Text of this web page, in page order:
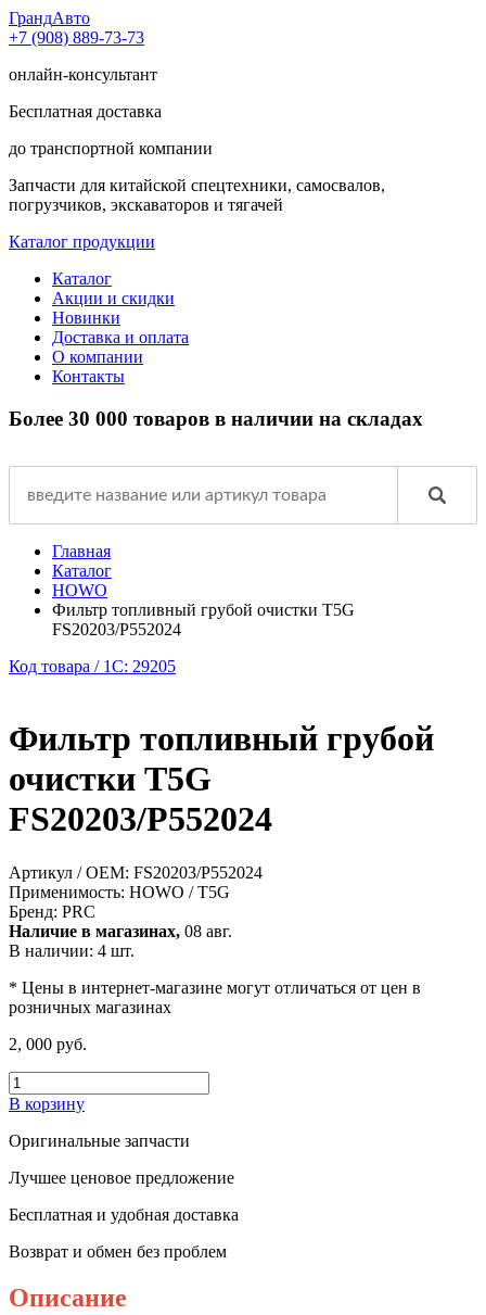
ГрандАвто
+7 (908) 889-73-73
онлайн-консультант
Бесплатная доставка
до транспортной компании
Запчасти для китайской спецтехники, самосвалов,
погрузчиков, экскаваторов и тягачей
Каталог продукции
Каталог
Акции и скидки
Новинки
Доставка и оплата
О компании
Контакты
Более 30 000 товаров в наличии на складах
Главная
Каталог
HOWO
Фильтр топливный грубой очистки T5G
FS20203/P552024
Код товара / 1C: 29205
Фильтр топливный грубой
очистки T5G
FS20203/P552024
Артикул / OEM: FS20203/P552024
Применимость: HOWO / T5G
Бренд: PRC
Наличие в магазинах, 08 авг.
В наличии: 4 шт.
* Цены в интернет-магазине могут отличаться от цен в
розничных магазинах
2, 000 руб.
В корзину
Оригинальные запчасти
Лучшее ценовое предложение
Бесплатная и удобная доставка
Возврат и обмен без проблем
Описание